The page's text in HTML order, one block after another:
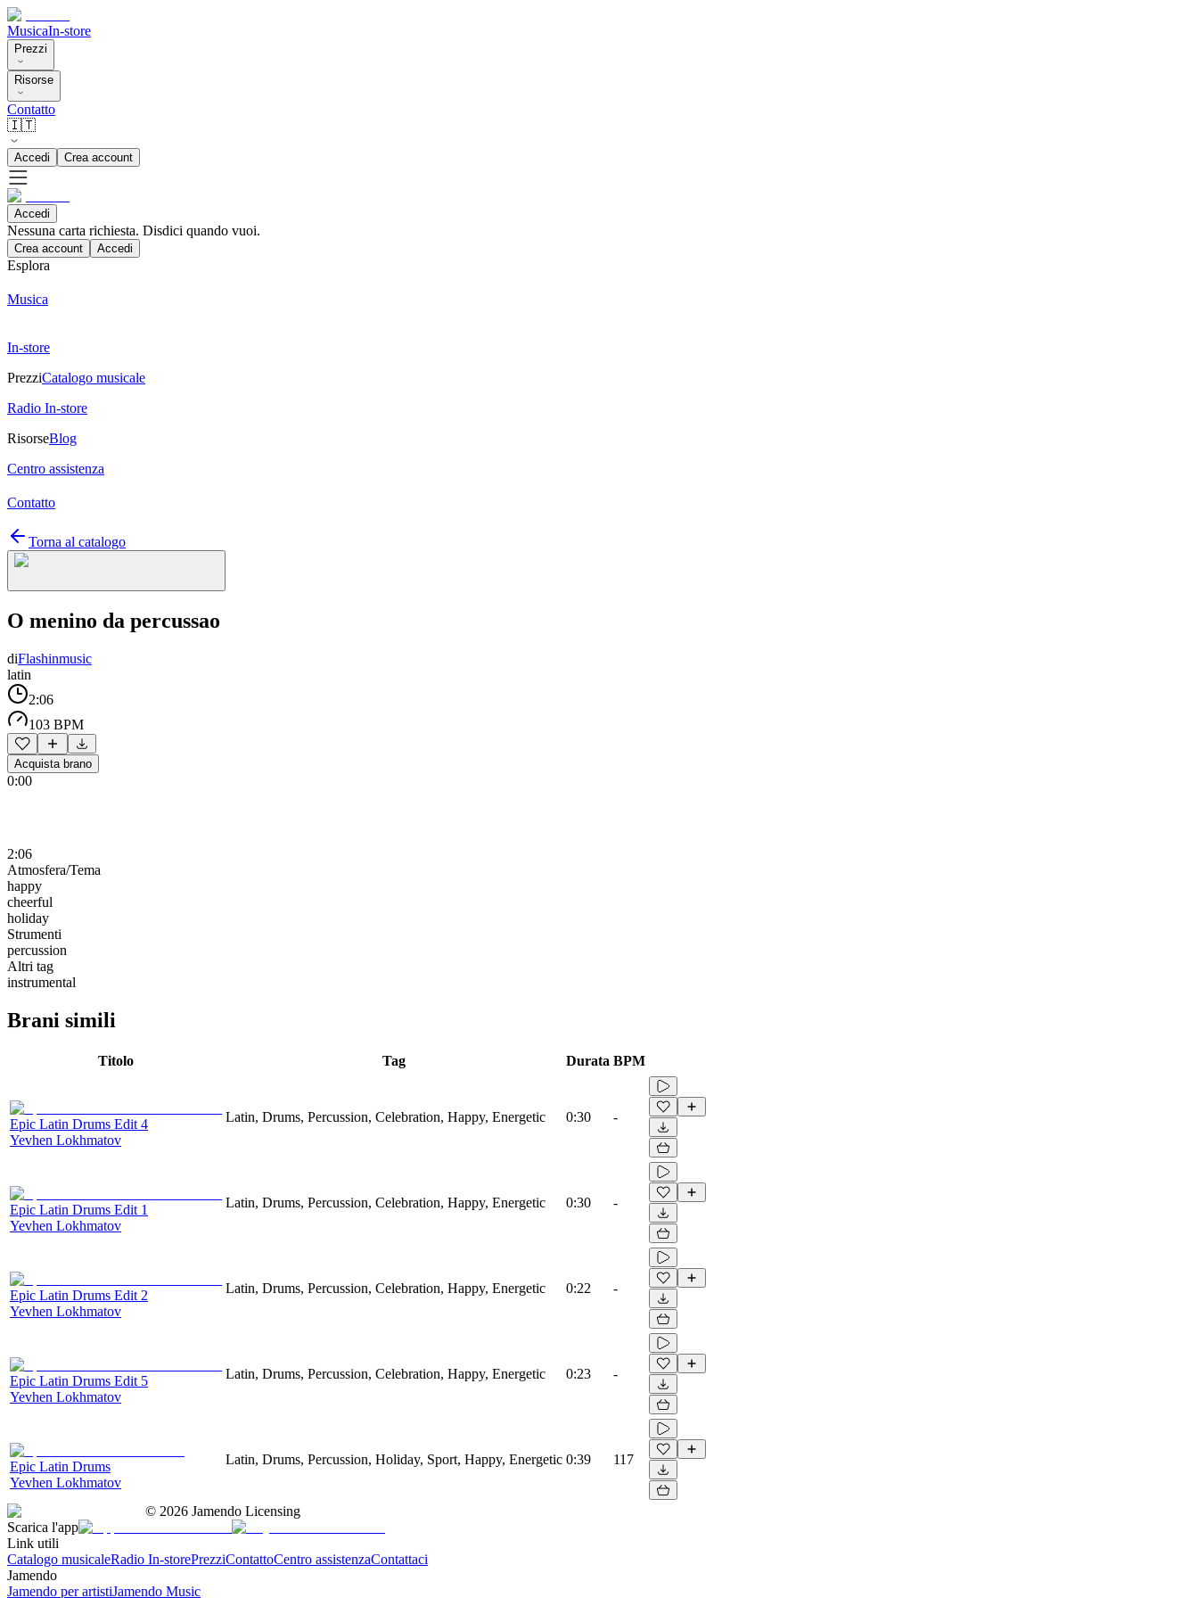
MusicaIn-store
Prezzi
Risorse
Contatto
🇮🇹
Accedi Crea account
Accedi
Nessuna carta richiesta. Disdici quando vuoi.
Crea account Accedi
Esplora
Musica
In-store
PrezziCatalogo musicale
Radio In-store
RisorseBlog
Centro assistenza
Contatto
Torna al catalogo
O menino da percussao
diFlashinmusic
latin
2:06
103 BPM
Acquista brano
0:00
2:06
Atmosfera/Tema
happy
cheerful
holiday
Strumenti
percussion
Altri tag
instrumental
Brani simili
Titolo Tag Durata BPM
Epic Latin Drums Edit 4
Yevhen Lokhmatov
Latin, Drums, Percussion, Celebration, Happy, Energetic 0:30 -
Epic Latin Drums Edit 1
Yevhen Lokhmatov
Latin, Drums, Percussion, Celebration, Happy, Energetic 0:30 -
Epic Latin Drums Edit 2
Yevhen Lokhmatov
Latin, Drums, Percussion, Celebration, Happy, Energetic 0:22 -
Epic Latin Drums Edit 5
Yevhen Lokhmatov
Latin, Drums, Percussion, Celebration, Happy, Energetic 0:23 -
Epic Latin Drums
Yevhen Lokhmatov
Latin, Drums, Percussion, Holiday, Sport, Happy, Energetic 0:39 117
© 2026 Jamendo Licensing
Scarica l'app
Link utili
Catalogo musicaleRadio In-storePrezziContattoCentro assistenzaContattaci
Jamendo
Jamendo per artistiJamendo Music